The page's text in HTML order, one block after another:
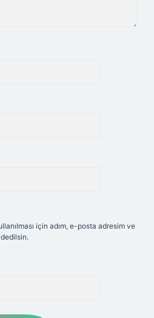
için adım, e-posta adresim ve